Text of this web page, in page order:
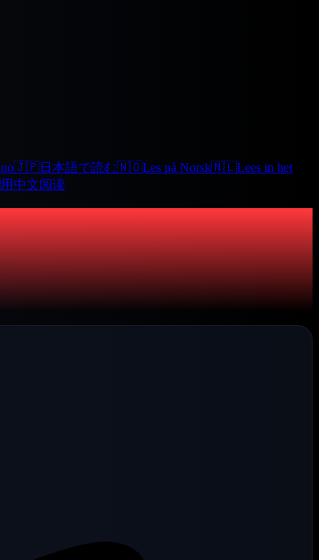
🇯🇵日本語で読む🇳🇴Les på Norsk🇳🇱Lees in het
用中文阅读